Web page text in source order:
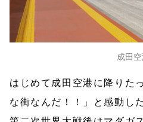
成田
はじめて成田空港に降りた
な街なんだ！！」と感動し